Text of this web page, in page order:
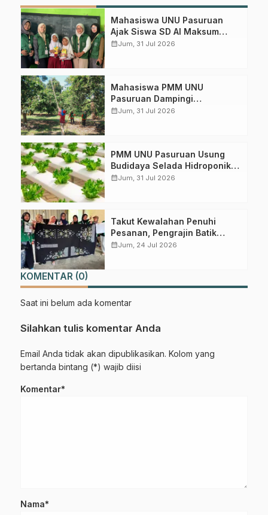
Gabung Channel WhatsApp NU
Pasuruan
sumber resmi NU Pasuruan.
Join Sekarang
Mahasiswa UNU Pasuruan
Ajak Siswa SD Al Maksum
Balunganyar Kuasai
calendar_monthJum, 31 Jul 2026
Mahasiswa PMM UNU
Pasuruan Dampingi
Perawatan Kebun Mangga di
calendar_monthJum, 31 Jul 2026
PMM UNU Pasuruan Usung
Budidaya Selada Hidroponik
Perkuat Ketahanan Pangan
calendar_monthJum, 31 Jul 2026
Takut Kewalahan Penuhi
Pesanan, Pengrajin Batik
Randupitu Belum Mau Buka
calendar_monthJum, 24 Jul 2026
KOMENTAR (0)
Saat ini belum ada komentar
Silahkan tulis komentar Anda
Email Anda tidak akan dipublikasikan. Kolom yang
bertanda bintang (*) wajib diisi
Komentar*
Nama*